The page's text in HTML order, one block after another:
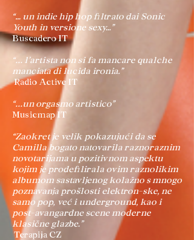
“… un indie hip hop filtrato dai Sonic
Youth in versione sexy…”
Buscadero IT
“... l’artista non si fa mancare qualche
manciata di lucida ironia.”
Radio Active IT
“...un orgasmo artistico”
Musicmap IT
“Zaokret je velik pokazujući da se
Camilla bogato natovarila raznoraznim
novotarijama u pozitivnom aspektu
kojim je prodefilirala ovim raznolikim
albumom sastavljenog kolažno s mnogo
poznavanja prošlosti elektron-ske, ne
samo pop, već i underground, kao i
post-avangardne scene moderne
klasične glazbe.”
Terapija CZ